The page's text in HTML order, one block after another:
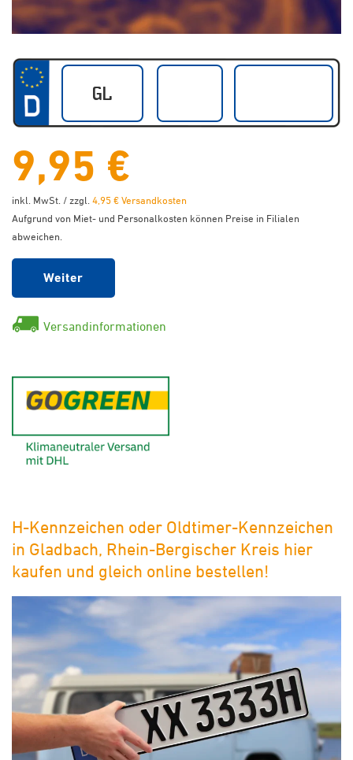
9,95 €
inkl. MwSt. / zzgl.4,95 € Versandkosten
Aufgrund von Miet- und Personalkosten können Preise in Filialen
abweichen.
Weiter
Versandinformationen
H-Kennzeichen oder Oldtimer-Kennzeichen
in Gladbach, Rhein-Bergischer Kreis hier
kaufen und gleich online bestellen!